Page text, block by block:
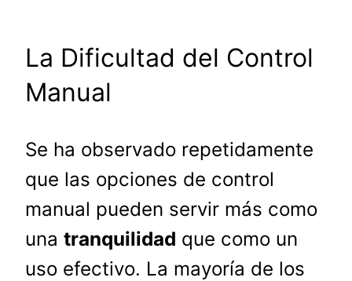
La Dificultad del Control
Manual
Se ha observado repetidamente
que las opciones de control
manual pueden servir más como
una tranquilidad que como un
uso efectivo. La mayoría de los